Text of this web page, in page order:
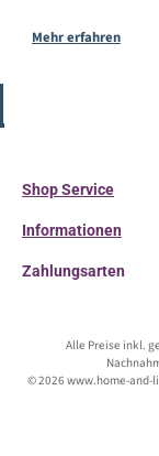
Mehr erfahren
Shop Service
Informationen
Zahlungsarten
Alle Preise inkl.
© 2026 www.home-and-